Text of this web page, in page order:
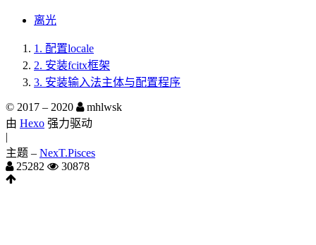
离光
1. 配置locale
2. 安装fcitx框架
3. 安装输入法主体与配置程序
© 2017 – 2020
mhlwsk
由 Hexo 强力驱动
|
主题 – NexT.Pisces
25282
30878